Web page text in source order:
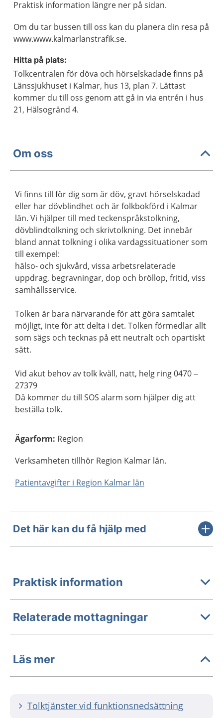
Praktisk information längre ner på sidan.
Om du tar bussen till oss kan du planera din resa på
www.www.kalmarlanstrafik.se.
Hitta på plats:
Tolkcentralen för döva och hörselskadade finns på
Länssjukhuset i Kalmar, hus 13, plan 7. Lättast
kommer du till oss genom att gå in via entrén i hus
21, Hälsogränd 4.
Om oss
Vi finns till för dig som är döv, gravt hörselskadad
eller har dövblindhet och är folkbokförd i Kalmar
län. Vi hjälper till med teckenspråkstolkning,
dövblindtolkning och skrivtolkning. Det innebär
bland annat tolkning i olika vardagssituationer som
till exempel:
hälso- och sjukvård, vissa arbetsrelaterade
uppdrag, begravningar, dop och bröllop, fritid, viss
samhällsservice.
Tolken är bara närvarande för att göra samtalet
möjligt, inte för att delta i det. Tolken förmedlar allt
som sägs och tecknas på ett neutralt och opartiskt
sätt.
Vid akut behov av tolk kväll, natt, helg ring 0470 –
27379
Då kommer du till SOS alarm som hjälper dig att
beställa tolk.
Ägarform: Region
Verksamheten tillhör Region Kalmar län.
Patientavgifter i Region Kalmar län
Det här kan du få hjälp med
Praktisk information
Relaterade mottagningar
Läs mer
Tolktjänster vid funktionsnedsättning